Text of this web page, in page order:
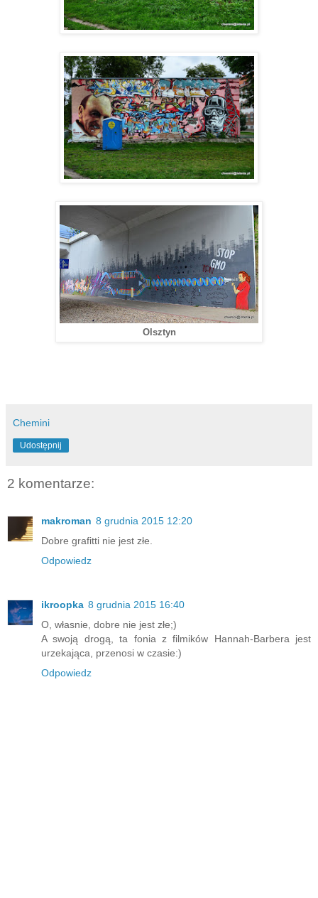
Olsztyn
Chemini
Udostępnij
2 komentarze:
makroman 8 grudnia 2015 12:20
Dobre grafitti nie jest złe.
Odpowiedz
ikroopka 8 grudnia 2015 16:40
O, własnie, dobre nie jest złe;)
A swoją drogą, ta fonia z filmików Hannah-Barbera jest
urzekająca, przenosi w czasie:)
Odpowiedz